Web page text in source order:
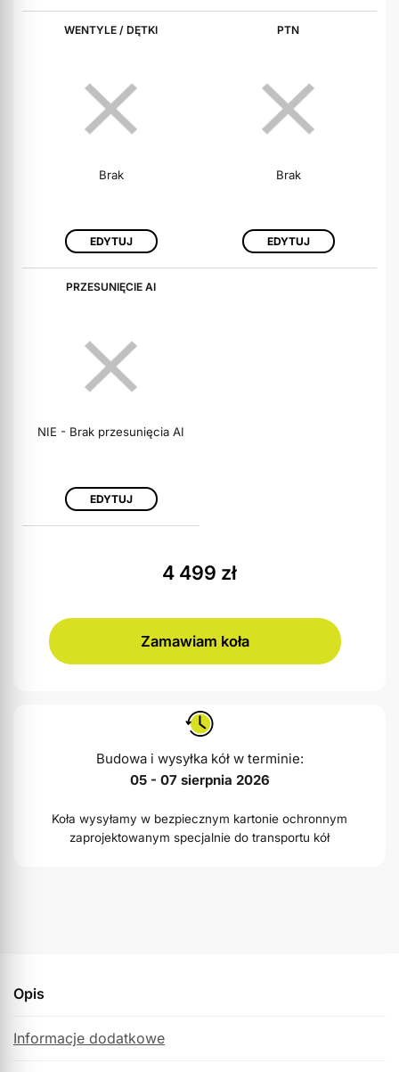
WENTYLE / DĘTKI
Brak
EDYTUJ
PTN
Brak
EDYTUJ
PRZESUNIĘCIE AI
NIE - Brak przesunięcia AI
EDYTUJ
4 499 zł
Zamawiam koła
Budowa i wysyłka kół w terminie:
05 - 07 sierpnia 2026
Koła wysyłamy w bezpiecznym kartonie ochronnym
zaprojektowanym specjalnie do transportu kół
Opis
Informacje dodatkowe